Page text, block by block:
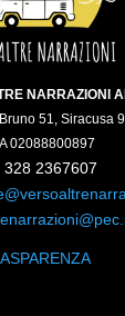
NARRAZIONI
51, Siracusa
02088800897
328 2367607